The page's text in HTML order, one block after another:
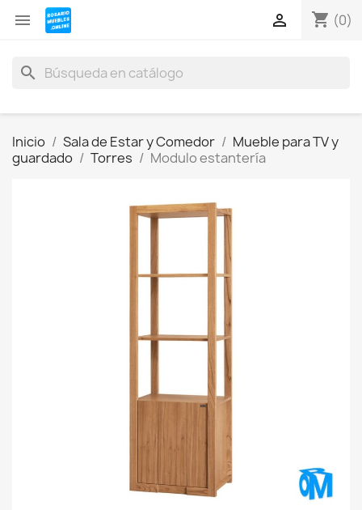
 shopping_cart (0)

search
Inicio Sala de Estar y Comedor
Mueble para TV y
guardado
Torres Modulo estantería